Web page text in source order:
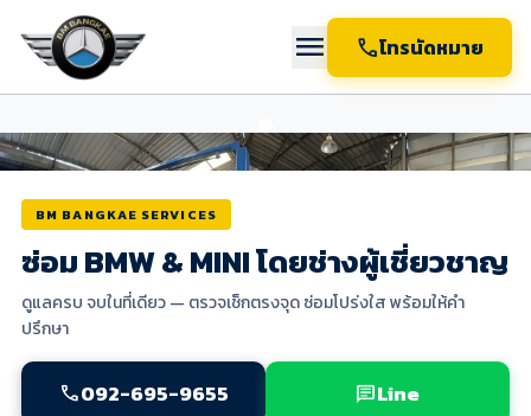
menu callโทรนัดหมาย
BM BANGKAE SERVICES
ซ่อม BMW & MINI โดยช่างผู้เชี่ยวชาญ
ดูแลครบ จบในที่เดียว — ตรวจเช็กตรงจุด ซ่อมโปร่งใส พร้อมให้คำ
ปรึกษา
call092-695-9655 chatLine